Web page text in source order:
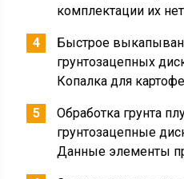
комплектации их
Быстрое
грунтозацепных
Копалка для
Обработка грунта
грунтозацепные
Данные элементы